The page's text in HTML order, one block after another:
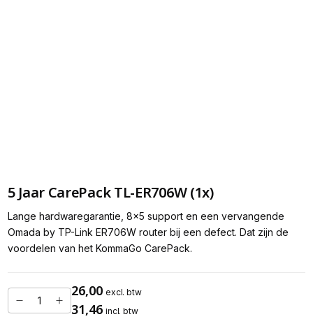
5 Jaar CarePack TL-ER706W (1x)
Lange hardwaregarantie, 8x5 support en een vervangende
Omada by TP-Link ER706W router bij een defect. Dat zijn de
voordelen van het KommaGo CarePack.
26,00 excl. btw
31,46 incl. btw